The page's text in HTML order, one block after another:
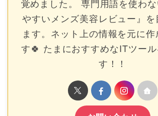
覚めました。 専門用語を使わ
やすいメンズ美容レビュー』
ます。ネット上の情報を元に作
す🍀 たまにおすすめなITツール
す！！